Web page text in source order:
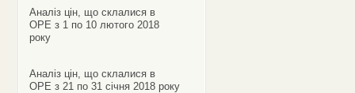
Аналіз цін, що склалися в
ОРЕ з 1 по 10 лютого 2018
року
Аналіз цін, що склалися в
ОРЕ з 21 по 31 січня 2018 року